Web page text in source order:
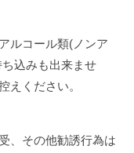
ルコール類(ノンア
込みも出来ませ
えください。
、その他勧誘行為は